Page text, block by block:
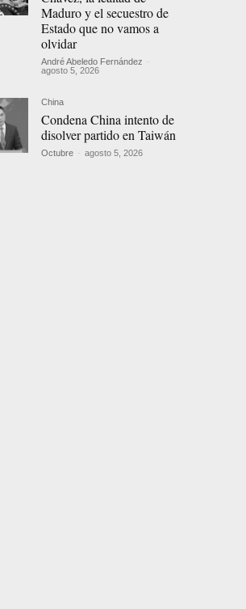
Maduro y el secuestro de
Estado que no vamos a
olvidar
André Abeledo Fernández -
agosto 5, 2026
China
Condena China intento de
disolver partido en Taiwán
Octubre - agosto 5, 2026